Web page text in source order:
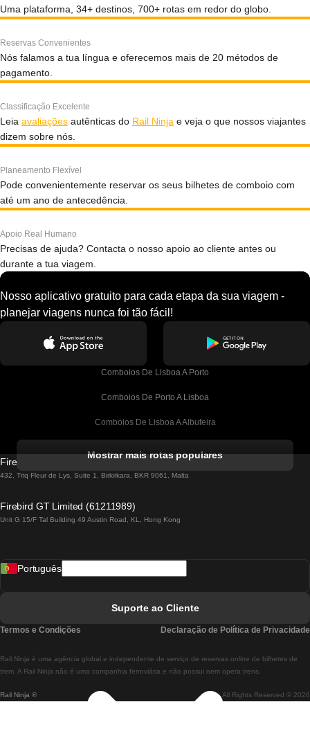
Uma plataforma, 34+ destinos, 700+ rotas em redor do globo.
Reservas Convenientes
Nós falamos a tua língua e oferecemos mais de 20 métodos de
pagamento.
Classificação Excelente
Leia avaliações autênticas do Rail Ninja e veja o que nossos viajantes
dizem sobre nós.
Planeamento Flexível
Pode convenientemente reservar os seus bilhetes de comboio com
até um ano de antecedência.
Apoio Real Humano
Precisas de ajuda? Contacta o nosso apoio ao cliente antes ou
durante a tua viagem.
Nosso aplicativo gratuito para cada etapa da sua viagem -
planejar viagens nunca foi tão fácil!
Comboios De Lisboa A Porto
Comboios De Porto A Lisboa
Comboios De Lisboa A Albufeira
Comboios De Lisboa A Lagos
Comboios De Lisboa A Madrid
Comboios De Lisboa A Braga
Comboios De Braga A Lisboa
Mostrar mais rotas populares
Firebird GT Limited (OC 1451)
432, Triq Fleur de Lys, Suite 1, Birkirkara, BKR 9061, Malta
Firebird GT Limited (61211989)
Unit G 15/F Tal Building 49 Austin Road, KL, Hong Kong
Rail Ninja ® All Rights Reserved © 2026
Rail.Ninja é uma agência global e independente de serviço de reservas online de bilhetes de
trem. A Rail Ninja não é uma companhia ferroviária e não possui nem opera trens.
Português
Suporte ao Cliente
Termos e Condições Declaração de Política de Privacidade